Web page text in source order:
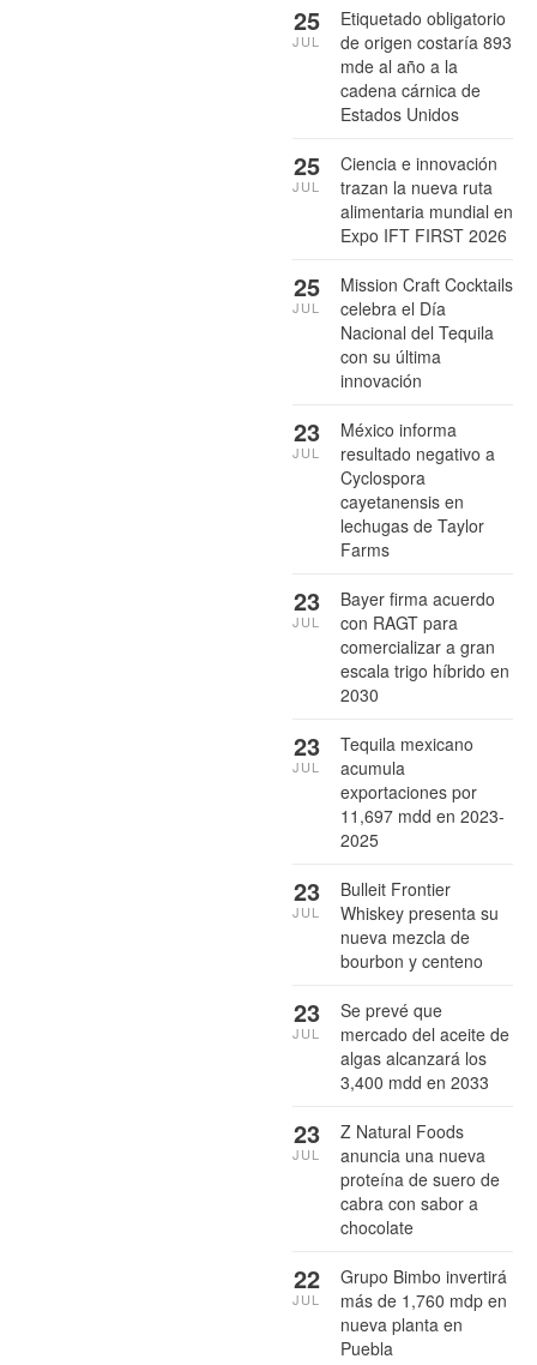
Etiquetado obligatorio
de origen costaría 893
mde al año a la
cadena cárnica de
Estados Unidos
25
JUL
Ciencia e innovación
trazan la nueva ruta
alimentaria mundial en
Expo IFT FIRST 2026
25
JUL
Mission Craft Cocktails
celebra el Día
Nacional del Tequila
con su última
innovación
25
JUL
México informa
resultado negativo a
Cyclospora
cayetanensis en
lechugas de Taylor
Farms
23
JUL
Bayer firma acuerdo
con RAGT para
comercializar a gran
escala trigo híbrido en
2030
23
JUL
Tequila mexicano
acumula
exportaciones por
11,697 mdd en 2023-
2025
23
JUL
Bulleit Frontier
Whiskey presenta su
nueva mezcla de
bourbon y centeno
23
JUL
Se prevé que
mercado del aceite de
algas alcanzará los
3,400 mdd en 2033
23
JUL
Z Natural Foods
anuncia una nueva
proteína de suero de
cabra con sabor a
chocolate
23
JUL
Grupo Bimbo invertirá
más de 1,760 mdp en
nueva planta en
Puebla
22
JUL